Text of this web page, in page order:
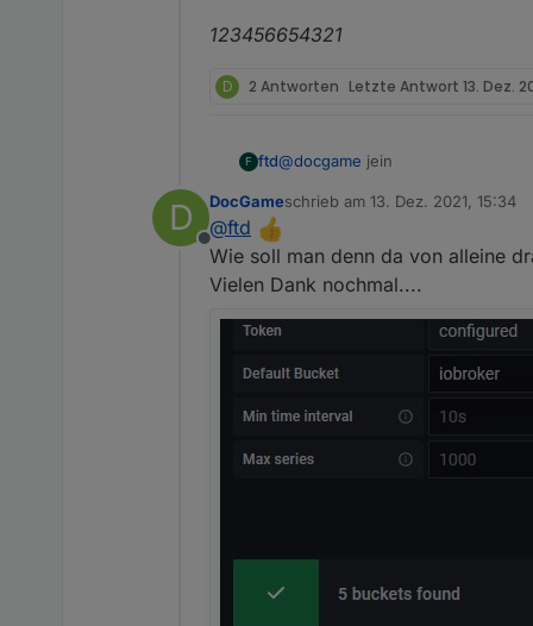
123456654321
D 2 Antworten Letzte Antwort 13. Dez.
F ftd@docgame jein
Oben: Das Wort Token, dahinter
Token 123456654321
Unten: Nur der Token
D
Offline
DocGameschrieb am 13. Dez. 2021, 15:34
zuletzt editiert von
@ftd
Wie soll man denn da von alleine
Vielen Dank nochmal....